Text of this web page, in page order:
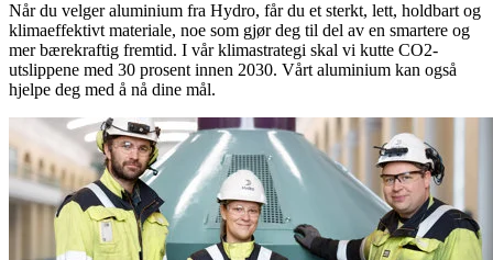
Når du velger aluminium fra Hydro, får du et sterkt, lett, holdbart og
klimaeffektivt materiale, noe som gjør deg til del av en smartere og
mer bærekraftig fremtid. I vår klimastrategi skal vi kutte CO2-
utslippene med 30 prosent innen 2030. Vårt aluminium kan også
hjelpe deg med å nå dine mål.